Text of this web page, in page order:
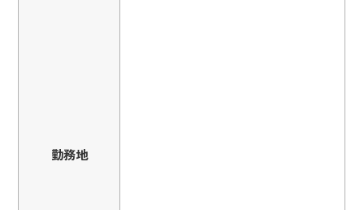
勤務地